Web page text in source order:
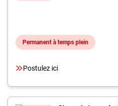
Permanent à temps plein
Postulez ici